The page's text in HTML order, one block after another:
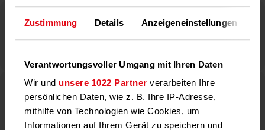
Zustimmung Details Anzeigeneinstellungen
Verantwortungsvoller Umgang mit Ihren Daten
Wir und unsere 1022 Partner verarbeiten Ihre
persönlichen Daten, wie z. B. Ihre IP-Adresse,
mithilfe von Technologien wie Cookies, um
Informationen auf Ihrem Gerät zu speichern und
Zertifikat zum audit berufundfamilie